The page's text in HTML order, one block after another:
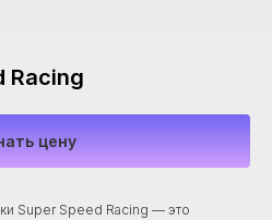
Racing
цену
Super Speed Racing — это